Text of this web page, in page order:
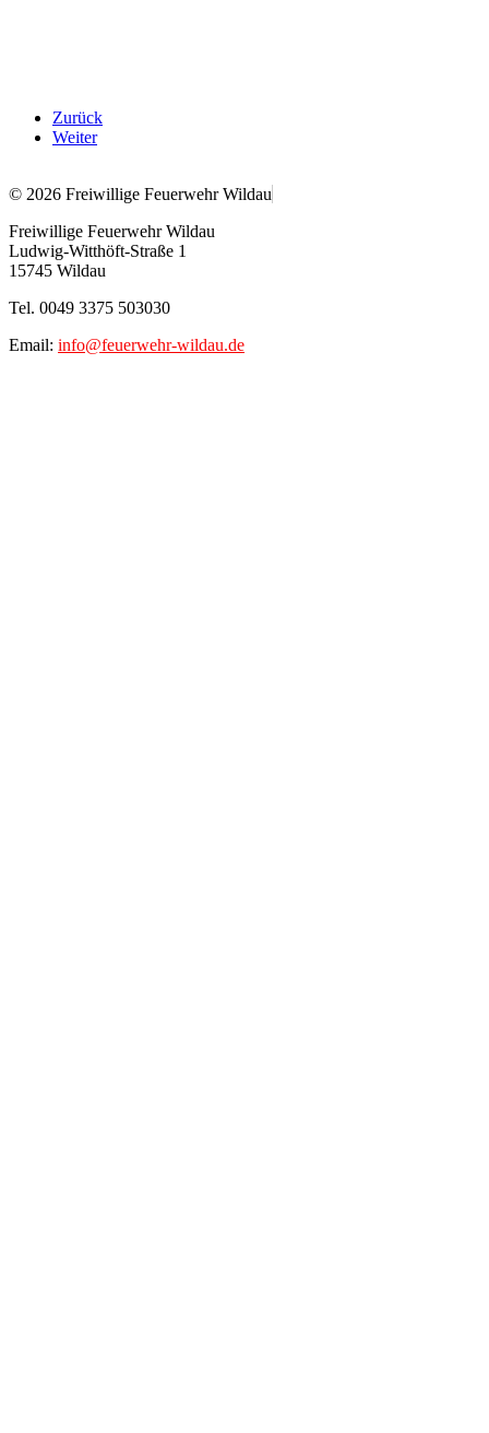
Zurück
Weiter
© 2026 Freiwillige Feuerwehr Wildau
Freiwillige Feuerwehr Wildau
Ludwig-Witthöft-Straße 1
15745 Wildau
Tel. 0049 3375 503030
Email: info@feuerwehr-wildau.de